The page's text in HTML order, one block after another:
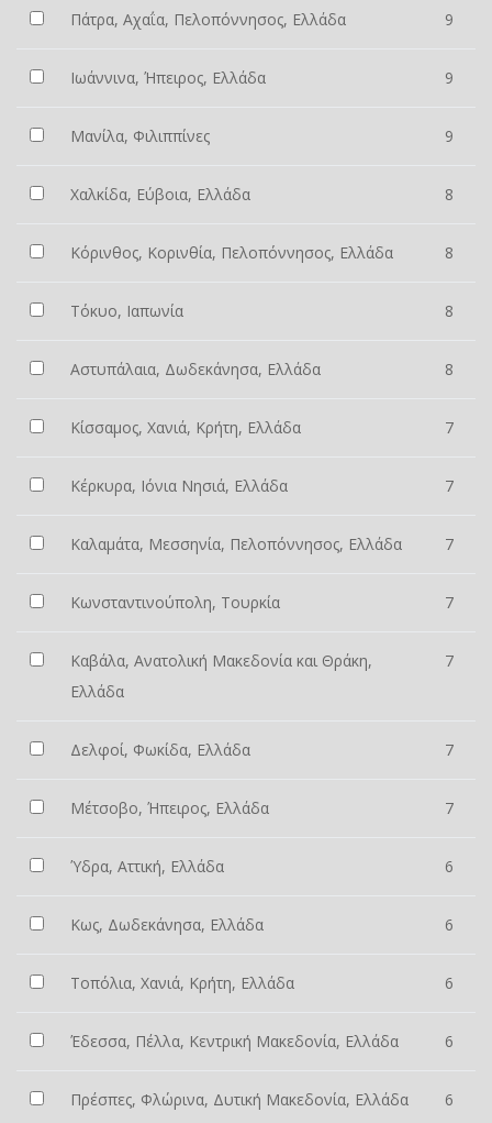
Πάτρα, Αχαΐα, Πελοπόννησος, Ελλάδα 9
Ιωάννινα, Ήπειρος, Ελλάδα 9
Μανίλα, Φιλιππίνες 9
Χαλκίδα, Εύβοια, Ελλάδα 8
Κόρινθος, Κορινθία, Πελοπόννησος, Ελλάδα 8
Τόκυο, Ιαπωνία 8
Αστυπάλαια, Δωδεκάνησα, Ελλάδα 8
Κίσσαμος, Χανιά, Κρήτη, Ελλάδα 7
Κέρκυρα, Ιόνια Νησιά, Ελλάδα 7
Καλαμάτα, Μεσσηνία, Πελοπόννησος, Ελλάδα 7
Κωνσταντινούπολη, Τουρκία 7
Καβάλα, Ανατολική Μακεδονία και Θράκη,
Ελλάδα
7
Δελφοί, Φωκίδα, Ελλάδα 7
Μέτσοβο, Ήπειρος, Ελλάδα 7
Ύδρα, Αττική, Ελλάδα 6
Κως, Δωδεκάνησα, Ελλάδα 6
Τοπόλια, Χανιά, Κρήτη, Ελλάδα 6
Έδεσσα, Πέλλα, Κεντρική Μακεδονία, Ελλάδα 6
Πρέσπες, Φλώρινα, Δυτική Μακεδονία, Ελλάδα 6